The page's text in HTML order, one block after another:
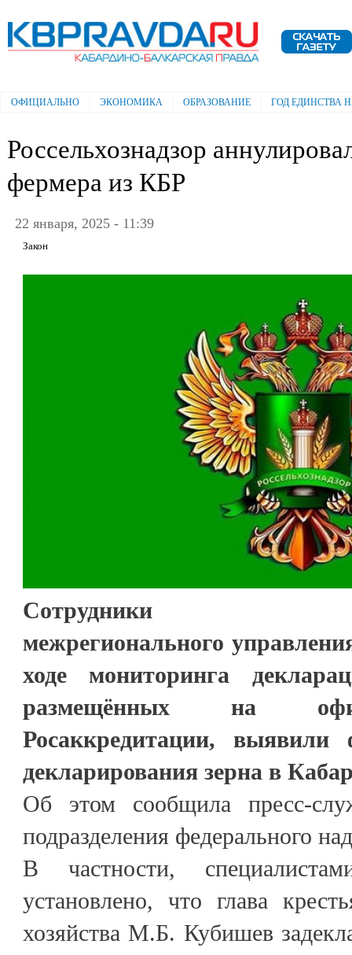
Электронная газета "Кабардино-
Балкарская правда"
Главное меню
ОФИЦИАЛЬНО ЭКОНОМИКА ОБРАЗОВАНИЕ ГОД ЕДИНСТВА
Россельхознадзор
фермера из КБР
22 января, 2025 - 11:39
Закон
Сотрудники
межрегионального
ходе мониторинга
размещённых на
Росаккредитации, выявили
декларирования зерна в
Об этом сообщила пресс-
подразделения федерального
В частности,
установлено, что глава
хозяйства М.Б. Кубишев